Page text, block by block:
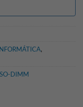
,
SO-DIMM